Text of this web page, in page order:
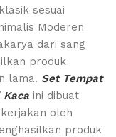
sesuai
Moderen
dari sang
produk
lama. Set Tempat
ini dibuat
oleh
produk